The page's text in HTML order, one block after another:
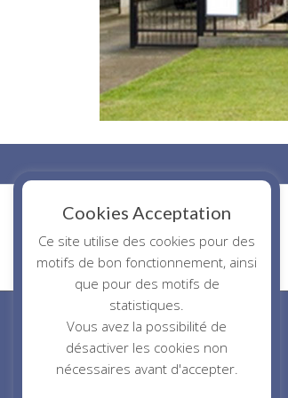
‹
Cookies Acceptation
Ce site utilise des cookies pour des
motifs de bon fonctionnement, ainsi
que pour des motifs de
statistiques.
Vous avez la possibilité de
désactiver les cookies non
nécessaires avant d'accepter.